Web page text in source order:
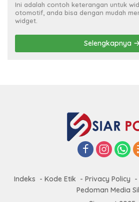
Ini adalah contoh keterangan untuk
otomotif, anda bisa dengan mudah
widget.
Selengkapnya
Indeks Kode Etik Privacy Policy
Pedoman Media